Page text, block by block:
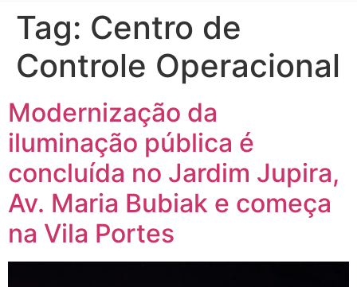
Tag: Centro de
Controle Operacional
Modernização da
iluminação pública é
concluída no Jardim Jupira,
Av. Maria Bubiak e começa
na Vila Portes